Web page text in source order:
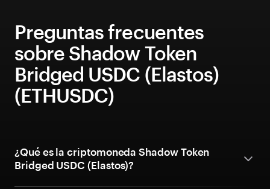
Preguntas frecuentes
sobre Shadow Token
Bridged USDC (Elastos)
(ETHUSDC)
¿Qué es la criptomoneda Shadow Token
Bridged USDC (Elastos)?